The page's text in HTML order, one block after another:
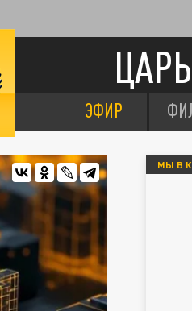
ЭФИР
МЫ В